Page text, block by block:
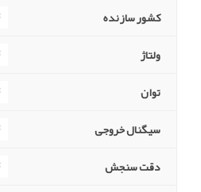
کشور سازنده
ولتاژ
توان
سیگنال خروجی
دقت سنجش